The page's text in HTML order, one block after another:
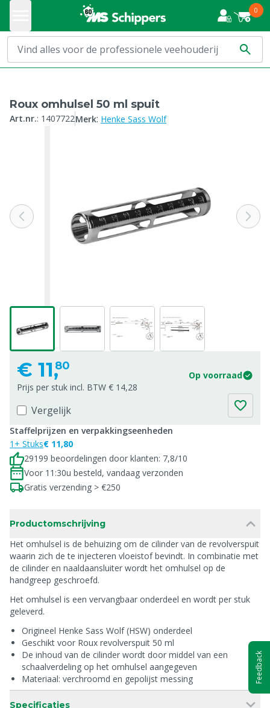
0
Roux omhulsel 50 ml spuit
Art.nr.: 1407722Merk: Henke Sass Wolf
€ 11,80
Op voorraad
Prijs per stuk incl. BTW € 14,28
Vergelijk
Staffelprijzen en verpakkingseenheden
1+ Stuks€ 11,80
29199 beoordelingen door klanten: 7,8/10
Voor 11:30u besteld, vandaag verzonden
Gratis verzending > €250
Productomschrijving
Het omhulsel is de behuizing om de cilinder van de revolverspuit
waarin zich de te injecteren vloeistof bevindt. In combinatie met
de cilinder en naaldaansluiter wordt het omhulsel op de
handgreep geschroefd.
Het omhulsel is een vervangbaar onderdeel en wordt per stuk
geleverd.
Origineel Henke Sass Wolf (HSW) onderdeel
Geschikt voor Roux revolverspuit 50 ml
De inhoud van de cilinder wordt door middel van een
schaalverdeling op het omhulsel aangegeven
Materiaal: verchroomd en gepolijst messing
Specificaties
Feedback